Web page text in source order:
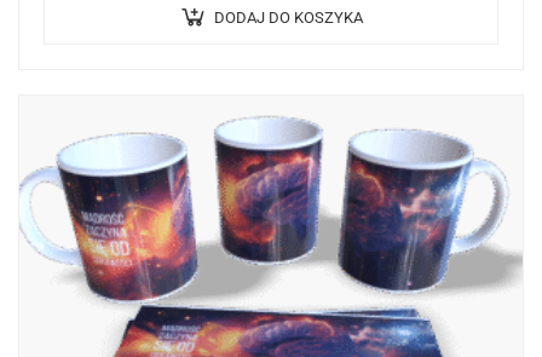
piękna z awangardowym stylem artystycznym.
DODAJ DO KOSZYKA